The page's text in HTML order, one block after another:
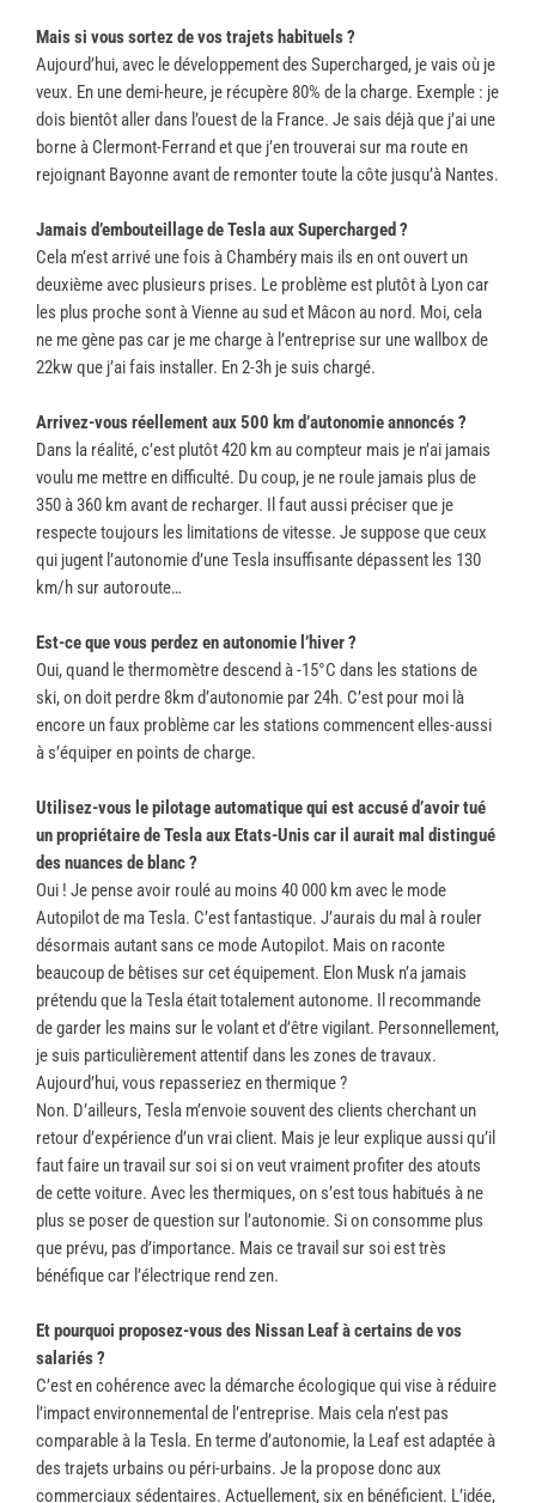
Mais si vous sortez de vos trajets habituels ?
Aujourd’hui, avec le développement des Supercharged, je vais où je
veux. En une demi-heure, je récupère 80% de la charge. Exemple : je
dois bientôt aller dans l’ouest de la France. Je sais déjà que j’ai une
borne à Clermont-Ferrand et que j’en trouverai sur ma route en
rejoignant Bayonne avant de remonter toute la côte jusqu’à Nantes.
Jamais d’embouteillage de Tesla aux Supercharged ?
Cela m’est arrivé une fois à Chambéry mais ils en ont ouvert un
deuxième avec plusieurs prises. Le problème est plutôt à Lyon car
les plus proche sont à Vienne au sud et Mâcon au nord. Moi, cela
ne me gène pas car je me charge à l’entreprise sur une wallbox de
22kw que j’ai fais installer. En 2-3h je suis chargé.
Arrivez-vous réellement aux 500 km d’autonomie annoncés ?
Dans la réalité, c’est plutôt 420 km au compteur mais je n’ai jamais
voulu me mettre en difficulté. Du coup, je ne roule jamais plus de
350 à 360 km avant de recharger. Il faut aussi préciser que je
respecte toujours les limitations de vitesse. Je suppose que ceux
qui jugent l’autonomie d’une Tesla insuffisante dépassent les 130
km/h sur autoroute…
Est-ce que vous perdez en autonomie l’hiver ?
Oui, quand le thermomètre descend à -15°C dans les stations de
ski, on doit perdre 8km d’autonomie par 24h. C’est pour moi là
encore un faux problème car les stations commencent elles-aussi
à s’équiper en points de charge.
Utilisez-vous le pilotage automatique qui est accusé d’avoir tué
un propriétaire de Tesla aux Etats-Unis car il aurait mal distingué
des nuances de blanc ?
Oui ! Je pense avoir roulé au moins 40 000 km avec le mode
Autopilot de ma Tesla. C’est fantastique. J’aurais du mal à rouler
désormais autant sans ce mode Autopilot. Mais on raconte
beaucoup de bêtises sur cet équipement. Elon Musk n’a jamais
prétendu que la Tesla était totalement autonome. Il recommande
de garder les mains sur le volant et d’être vigilant. Personnellement,
je suis particulièrement attentif dans les zones de travaux.
Aujourd’hui, vous repasseriez en thermique ?
Non. D’ailleurs, Tesla m’envoie souvent des clients cherchant un
retour d’expérience d’un vrai client. Mais je leur explique aussi qu’il
faut faire un travail sur soi si on veut vraiment profiter des atouts
de cette voiture. Avec les thermiques, on s’est tous habitués à ne
plus se poser de question sur l’autonomie. Si on consomme plus
que prévu, pas d’importance. Mais ce travail sur soi est très
bénéfique car l’électrique rend zen.
Et pourquoi proposez-vous des Nissan Leaf à certains de vos
salariés ?
C’est en cohérence avec la démarche écologique qui vise à réduire
l’impact environnemental de l’entreprise. Mais cela n’est pas
comparable à la Tesla. En terme d’autonomie, la Leaf est adaptée à
des trajets urbains ou péri-urbains. Je la propose donc aux
commerciaux sédentaires. Actuellement, six en bénéficient. L’idée,